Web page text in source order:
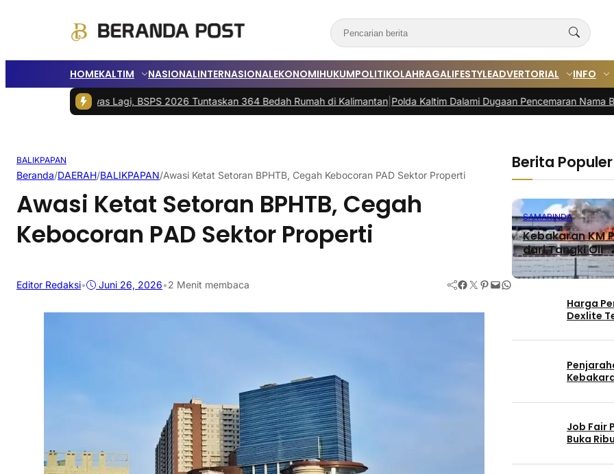
HOMEKALTIM NASIONALINTERNASIONALEKONOMIHUKUMPOLITIKOLAHRAGALIFESTYLEADVERTORIAL INFO
Waswas Lagi, BSPS 2026 Tuntaskan 364 Bedah Rumah di Kalimantan|Polda Kaltim Dalami Dugaan Pencemaran Nama Baik
BALIKPAPAN
Beranda/DAERAH/BALIKPAPAN/Awasi Ketat Setoran BPHTB, Cegah Kebocoran PAD Sektor Properti
Awasi Ketat Setoran BPHTB, Cegah
Kebocoran PAD Sektor Properti
Editor Redaksi• Juni 26, 2026•2 Menit membaca Facebook Twitter Pinterest Mail WhatsApp
Berita Populer
SAMARINDA
Kebakaran KM
dari Tangki Oli
Harga
Dexlite
Job Fair
Buka